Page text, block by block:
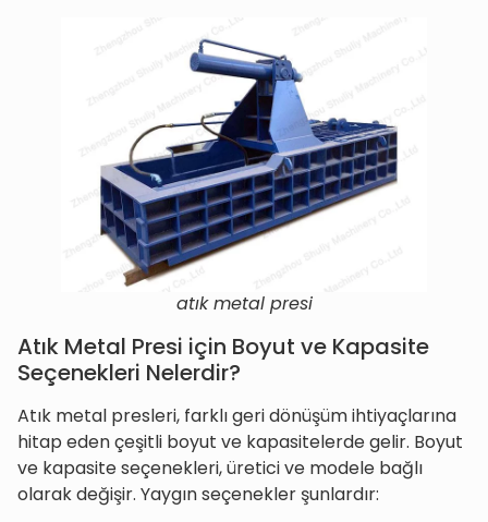
atık metal presi
Atık Metal Presi için Boyut ve Kapasite
Seçenekleri Nelerdir?
Atık metal presleri, farklı geri dönüşüm ihtiyaçlarına
hitap eden çeşitli boyut ve kapasitelerde gelir. Boyut
ve kapasite seçenekleri, üretici ve modele bağlı
olarak değişir. Yaygın seçenekler şunlardır: